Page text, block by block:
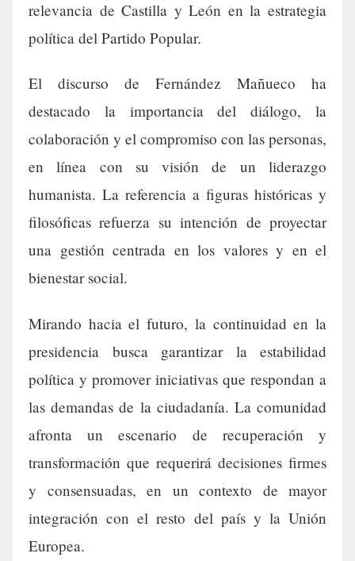
relevancia de Castilla y León en la estrategia
política del Partido Popular.
El discurso de Fernández Mañueco ha
destacado la importancia del diálogo, la
colaboración y el compromiso con las personas,
en línea con su visión de un liderazgo
humanista. La referencia a figuras históricas y
filosóficas refuerza su intención de proyectar
una gestión centrada en los valores y en el
bienestar social.
Mirando hacia el futuro, la continuidad en la
presidencia busca garantizar la estabilidad
política y promover iniciativas que respondan a
las demandas de la ciudadanía. La comunidad
afronta un escenario de recuperación y
transformación que requerirá decisiones firmes
y consensuadas, en un contexto de mayor
integración con el resto del país y la Unión
Europea.